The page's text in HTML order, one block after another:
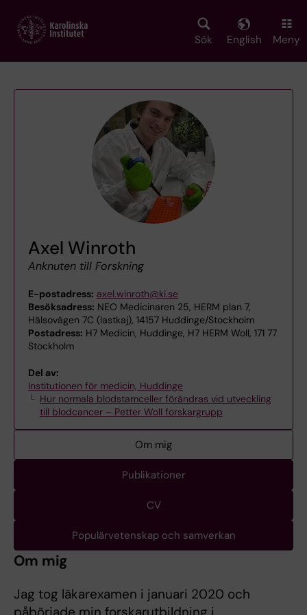
main
Sök English Meny
Axel Winroth
Anknuten till Forskning
E-postadress: axel.winroth@ki.se
Besöksadress: NEO Medicinaren 25, HERM plan 7,
Hälsovägen 7C (lastkaj), 14157 Huddinge/Stockholm
Postadress: H7 Medicin, Huddinge, H7 HERM Woll, 171 77
Stockholm
Del av:
Institutionen för medicin, Huddinge
Hur normala blodstamceller förändras vid utveckling
till blodcancer – Petter Woll forskargrupp
Om mig
Publikationer
CV
Populärvetenskap och samverkan
Om mig
Jag tog läkarexamen i januari 2020 och